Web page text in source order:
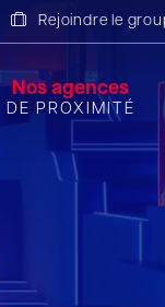
Nos agences
DE PROXIMITÉ
Rejoindre le